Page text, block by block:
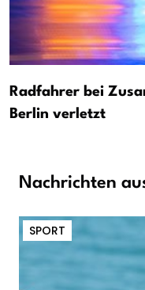
Radfahrer bei
Berlin verletzt
Nachrichten
SPORT